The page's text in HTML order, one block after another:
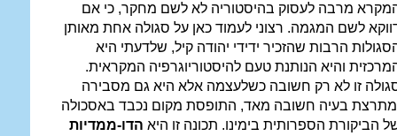
מרבה לעסוק בהיסטוריה לא לשם מחקר, כי אם
לשם המגמה. רצוני לעמוד כאן על סגולה אחת מאותן
הרבות שהזכיר ידידי יהודה קיל, שלדעתי היא
והיא הנותנת טעם להיסטוריוגרפיה המקראית.
זו לא רק חשובה כשלעצמה אלא היא גם מסבירה
בעיה חשובה מאד, התופסת מקום נכבד באסכולה
הביקורת הספרותית בימינו. תכונה זו היא הדו-ממדיות